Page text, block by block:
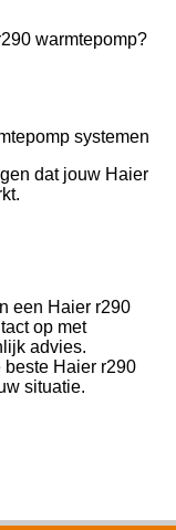
warmtepomp?
systemen
dat jouw Haier
een Haier r290
op met
advies.
Haier r290
situatie.